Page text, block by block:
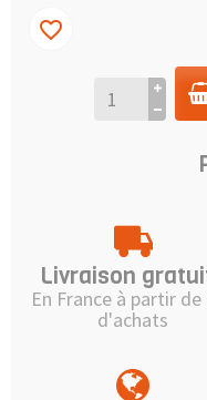
favorite_border
Livraison
En France à partir de
d'achats